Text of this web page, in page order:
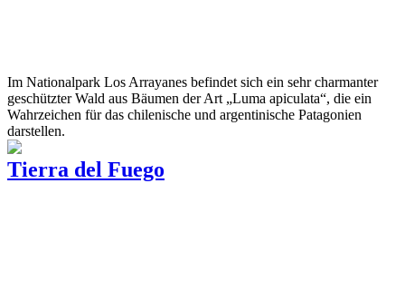
Im Nationalpark Los Arrayanes befindet sich ein sehr charmanter
geschützter Wald aus Bäumen der Art „Luma apiculata“, die ein
Wahrzeichen für das chilenische und argentinische Patagonien
darstellen.
Tierra del Fuego